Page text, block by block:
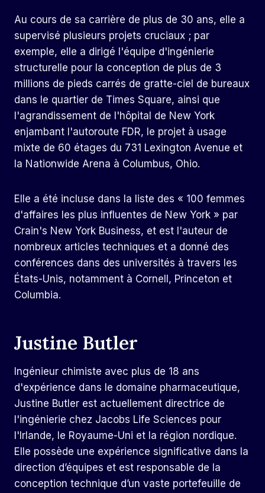
Au cours de sa carrière de plus de 30 ans, elle a
supervisé plusieurs projets cruciaux ; par
exemple, elle a dirigé l'équipe d'ingénierie
structurelle pour la conception de plus de 3
millions de pieds carrés de gratte-ciel de bureaux
dans le quartier de Times Square, ainsi que
l'agrandissement de l'hôpital de New York
enjambant l'autoroute FDR, le projet à usage
mixte de 60 étages du 731 Lexington Avenue et
la Nationwide Arena à Columbus, Ohio.
Elle a été incluse dans la liste des « 100 femmes
d'affaires les plus influentes de New York » par
Crain's New York Business, et est l'auteur de
nombreux articles techniques et a donné des
conférences dans des universités à travers les
États-Unis, notamment à Cornell, Princeton et
Columbia.
Justine Butler
Ingénieur chimiste avec plus de 18 ans
d'expérience dans le domaine pharmaceutique,
Justine Butler est actuellement directrice de
l'ingénierie chez Jacobs Life Sciences pour
l'Irlande, le Royaume-Uni et la région nordique.
Elle possède une expérience significative dans la
direction d’équipes et est responsable de la
conception technique d’un vaste portefeuille de